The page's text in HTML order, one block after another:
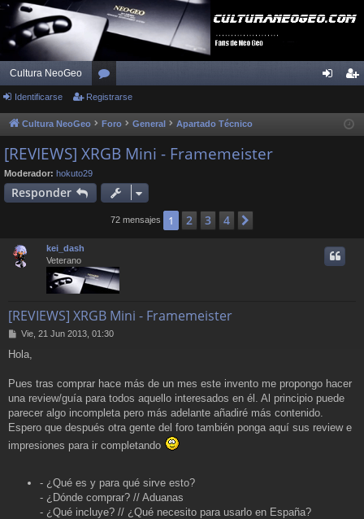
Cultura NeoGeo
or
os ist
Identificarse Registrarse
Cultura NeoGeo Foro General Apartado Técnico
[REVIEWS] XRGB Mini - Framemeister
Moderador: hokuto29
Responder
72 mensajes 1 2 3 4
kei_dash
Veterano
[REVIEWS] XRGB Mini - Framemeister
M
n
a
Vie, 21 Jun 2013, 01:30
Hola,
Pues tras comprar hace más de un mes este invento me propongo hacer
una review/guía para todos aquello interesados en él. Al principio puede
parecer algo incompleta pero más adelante añadiré más contenido.
Espero que después otra gente del foro también ponga aquí sus review e
impresiones para ir completando
- ¿Qué es y para qué sirve esto?
- ¿Dónde comprar? // Aduanas
- ¿Qué incluye? // ¿Qué necesito para usarlo en España?